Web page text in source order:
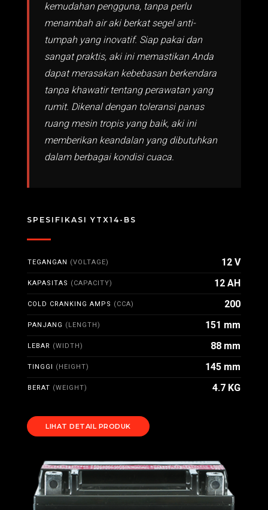
kemudahan pengguna, tanpa perlu
menambah air aki berkat segel anti-
tumpah yang inovatif. Siap pakai dan
sangat praktis, aki ini memastikan Anda
dapat merasakan kebebasan berkendara
tanpa khawatir tentang perawatan yang
rumit. Dikenal dengan toleransi panas
ruang mesin tropis yang baik, aki ini
memberikan keandalan yang dibutuhkan
dalam berbagai kondisi cuaca.
SPESIFIKASI YTX14-BS
TEGANGAN (VOLTAGE) 12 V
KAPASITAS (CAPACITY) 12 AH
COLD CRANKING AMPS (CCA) 200
PANJANG (LENGTH) 151 mm
LEBAR (WIDTH) 88 mm
TINGGI (HEIGHT) 145 mm
BERAT (WEIGHT) 4.7 KG
LIHAT DETAIL PRODUK